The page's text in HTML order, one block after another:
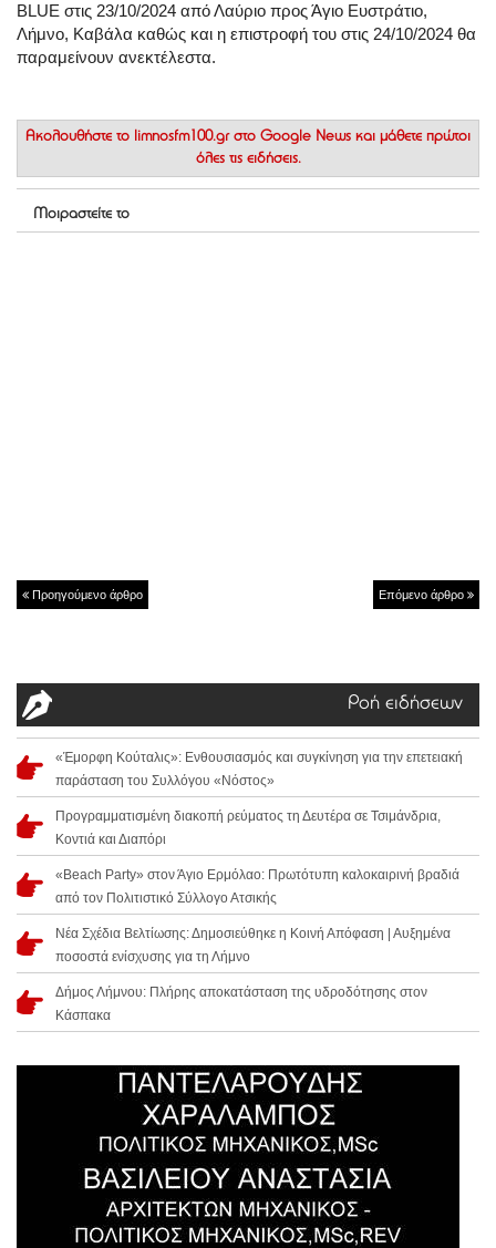
BLUE στις 23/10/2024 από Λαύριο προς Άγιο Ευστράτιο,
Λήμνο, Καβάλα καθώς και η επιστροφή του στις 24/10/2024 θα
παραμείνουν ανεκτέλεστα.
Ακολουθήστε το limnosfm100.gr στο Google News και μάθετε πρώτοι
όλες τις ειδήσεις.
Μοιραστείτε το
Προηγούμενο άρθρο Επόμενο άρθρο
Ροή ειδήσεων
«Έμορφη Κούταλις»: Ενθουσιασμός και συγκίνηση για την επετειακή
παράσταση του Συλλόγου «Νόστος»
Προγραμματισμένη διακοπή ρεύματος τη Δευτέρα σε Τσιμάνδρια,
Κοντιά και Διαπόρι
«Beach Party» στον Άγιο Ερμόλαο: Πρωτότυπη καλοκαιρινή βραδιά
από τον Πολιτιστικό Σύλλογο Ατσικής
Νέα Σχέδια Βελτίωσης: Δημοσιεύθηκε η Κοινή Απόφαση | Αυξημένα
ποσοστά ενίσχυσης για τη Λήμνο
Δήμος Λήμνου: Πλήρης αποκατάσταση της υδροδότησης στον
Κάσπακα